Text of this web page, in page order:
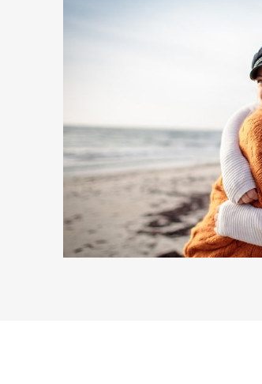
https://csx.credit-suisse.com/it/